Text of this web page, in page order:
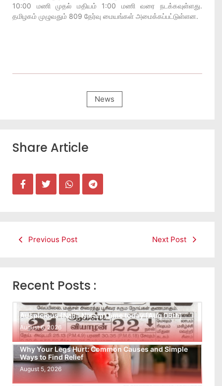
10:00 மணி முதல் மதியம் 1:00 மணி வரை நடக்கவுள்ளது.
தமிழகம் முழுவதும் 809 தேர்வு மையங்கள் அமைக்கப்பட்டுள்ளன.
News
Share Article
Previous Post Next Post
Recent Posts :
Auspicious (Nalla Neram) time today (Aug 06th)
August 6, 2026
Why Your Legs Hurt: Common Causes and Simple
Ways to Find Relief
August 5, 2026